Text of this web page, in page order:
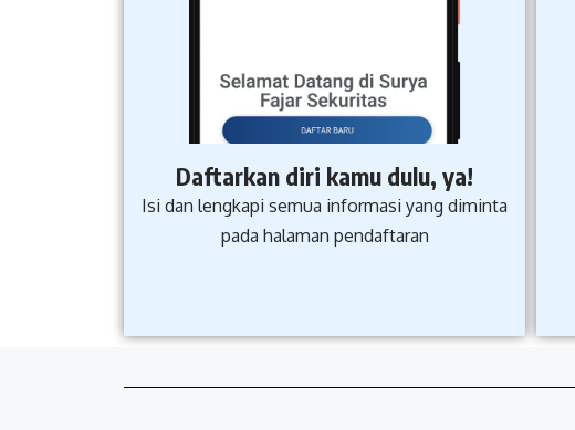
Daftarkan diri kamu dulu, ya!
Isi dan lengkapi semua informasi yang diminta
pada halaman pendaftaran